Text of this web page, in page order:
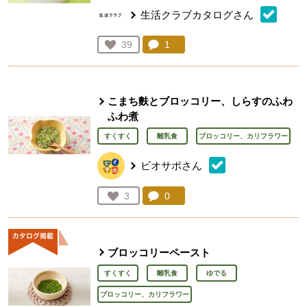
生活クラブカタログさん
お気に入り登録：
39
人が登録
コメント：
1
こまち麩とブロッコリー、しらすのふわ
ふわ煮
すくすく 離乳食 ブロッコリー、カリフラワー
ビオサポさん
お気に入り登録：
3
人が登録
コメント：
0
ブロッコリーペースト
すくすく 離乳食 ゆでる
ブロッコリー、カリフラワー